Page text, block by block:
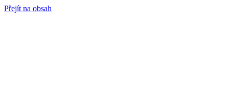
Přejít na obsah